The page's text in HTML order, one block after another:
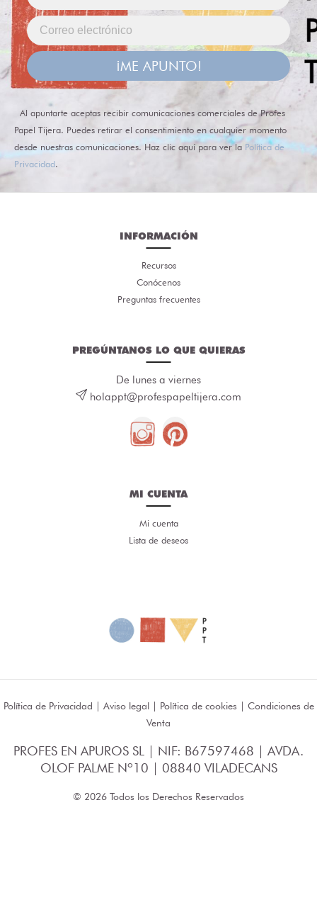
¡ME APUNTO!
Al apuntarte aceptas recibir comunicaciones comerciales de Profes
Papel Tijera. Puedes retirar el consentimiento en cualquier momento
desde nuestras comunicaciones. Haz clic aquí para ver la Política de
Privacidad.
INFORMACIÓN
Recursos
Conócenos
Preguntas frecuentes
PREGÚNTANOS LO QUE QUIERAS
De lunes a viernes
holappt@profespapeltijera.com
MI CUENTA
Mi cuenta
Lista de deseos
Política de Privacidad | Aviso legal| Política de cookies | Condiciones de
Venta
PROFES EN APUROS SL | NIF: B67597468 | AVDA.
OLOF PALME Nº10 | 08840 VILADECANS
© 2026 Todos los Derechos Reservados